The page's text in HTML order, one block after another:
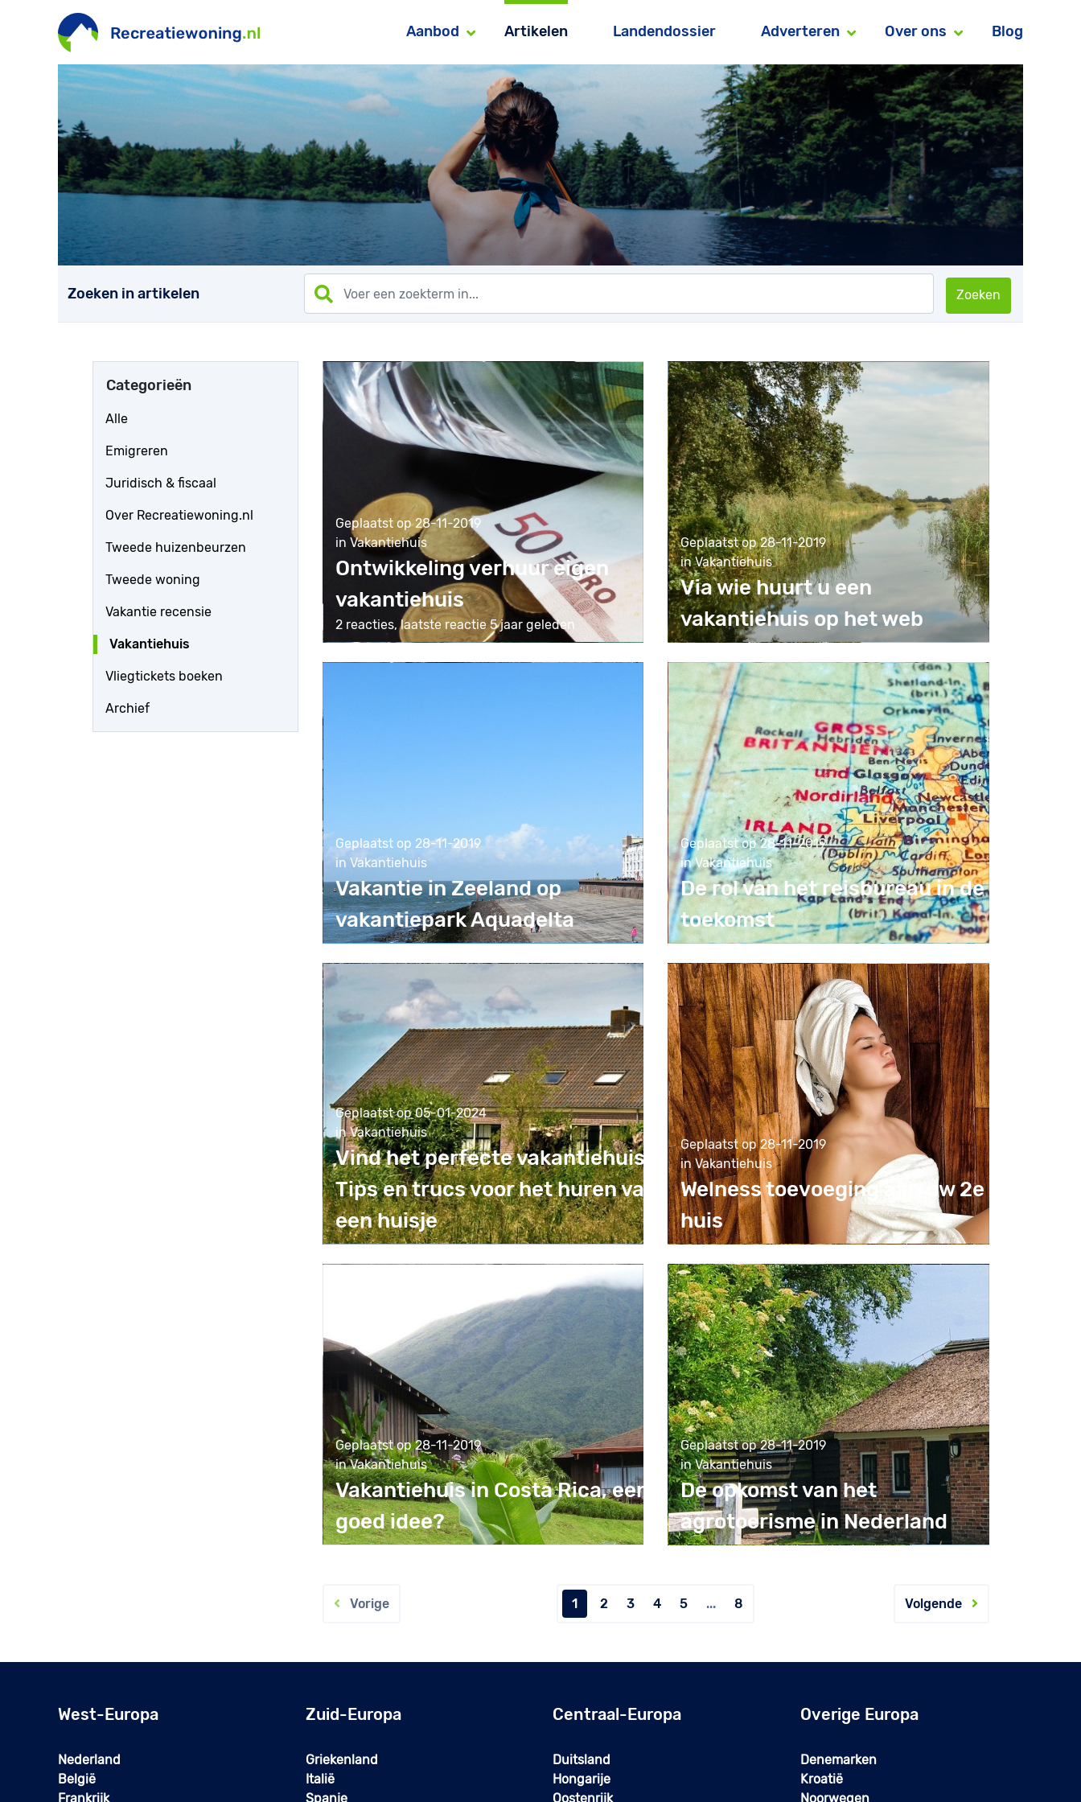
Aanbod Artikelen Landendossier Adverteren Over ons Blog
Zoeken in artikelen Zoeken
Categorieën
Alle
Emigreren
Juridisch & fiscaal
Over Recreatiewoning.nl
Tweede huizenbeurzen
Tweede woning
Vakantie recensie
Vakantiehuis
Vliegtickets boeken
Archief
Geplaatst op 28-11-2019
in Vakantiehuis
Ontwikkeling verhuur eigen
vakantiehuis
2 reacties, laatste reactie 5 jaar geleden
Geplaatst op 28-11-2019
in Vakantiehuis
Via wie huurt u een
vakantiehuis op het web
Geplaatst op 28-11-2019
in Vakantiehuis
Vakantie in Zeeland op
vakantiepark Aquadelta
Geplaatst op 28-11-2019
in Vakantiehuis
De rol van het reisbureau in de
toekomst
Geplaatst op 05-01-2024
in Vakantiehuis
Vind het perfecte vakantiehuis:
Tips en trucs voor het huren van
een huisje
Geplaatst op 28-11-2019
in Vakantiehuis
Welness toevoeging aan uw 2e
huis
Geplaatst op 28-11-2019
in Vakantiehuis
Vakantiehuis in Costa Rica, een
goed idee?
Geplaatst op 28-11-2019
in Vakantiehuis
De opkomst van het
agrotoerisme in Nederland
Vorige 1 2 3 4 5 ... 8 Volgende
West-Europa
Nederland
België
Frankrijk
Zuid-Europa
Griekenland
Italië
Spanje
Centraal-Europa
Duitsland
Hongarije
Oostenrijk
Overige Europa
Denemarken
Kroatië
Noorwegen